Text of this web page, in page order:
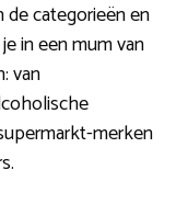
categorieën en
in een mum van
van
merken